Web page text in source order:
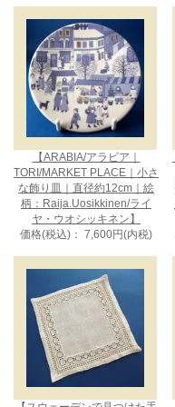
【ARABIA/アラビア｜
TORI/MARKET PLACE｜小さ
な飾り皿｜直径約12cm｜絵
柄：Raija.Uosikkinen/ライ
ヤ・ウオシッキネン】
価格(税込)： 7,600円(内税)